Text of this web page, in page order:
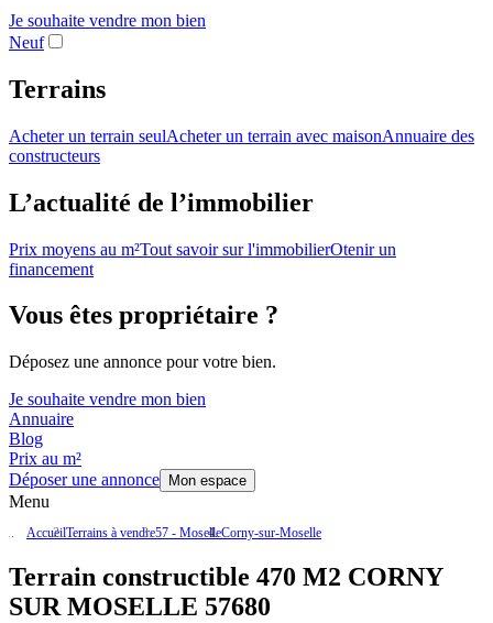
Je souhaite vendre mon bien
Neuf
Terrains
Acheter un terrain seulAcheter un terrain avec maisonAnnuaire des
constructeurs
L’actualité de l’immobilier
Prix moyens au m²Tout savoir sur l'immobilierOtenir un
financement
Vous êtes propriétaire ?
Déposez une annonce pour votre bien.
Je souhaite vendre mon bien
Annuaire
Blog
Prix au m²
Déposer une annonce
Mon espace
Menu
AccueilTerrains à vendre57 - MoselleCorny-sur-Moselle
Terrain constructible 470 M2 CORNY
SUR MOSELLE 57680